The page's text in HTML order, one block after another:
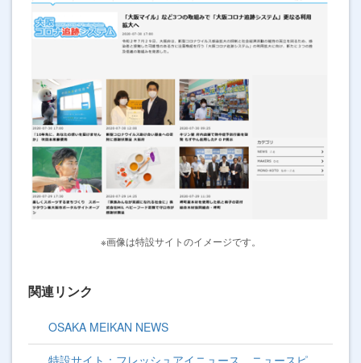
※画像は特設サイトのイメージです。
関連リンク
OSAKA MEIKAN NEWS
特設サイト：フレッシュアイニュース ニュースピ